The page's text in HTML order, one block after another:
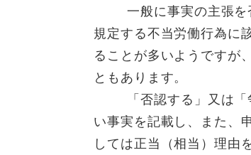
一般に事実の主張を否
規定する不当労働行為に
ることが多いようですが
ともあります。
「否認する」又は「争
い事実を記載し、また、
しては正当（相当）理由